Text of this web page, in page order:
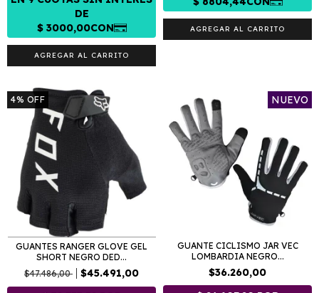
AGREGAR AL CARRITO
AGREGAR AL CARRITO
4% OFF
GUANTES RANGER GLOVE GEL
SHORT NEGRO DED...
$47.486,00
$45.491,00
NUEVO
GUANTE CICLISMO JAR VEC
LOMBARDIA NEGRO...
$36.260,00